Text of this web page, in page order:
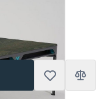
En stock